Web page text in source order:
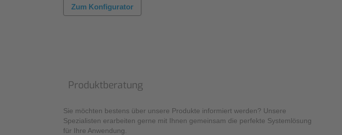
Zum Konfigurator
Produktberatung
Sie möchten bestens über unsere Produkte informiert werden? Unsere
Spezialisten erarbeiten gerne mit Ihnen gemeinsam die perfekte Systemlösung
für Ihre Anwendung.